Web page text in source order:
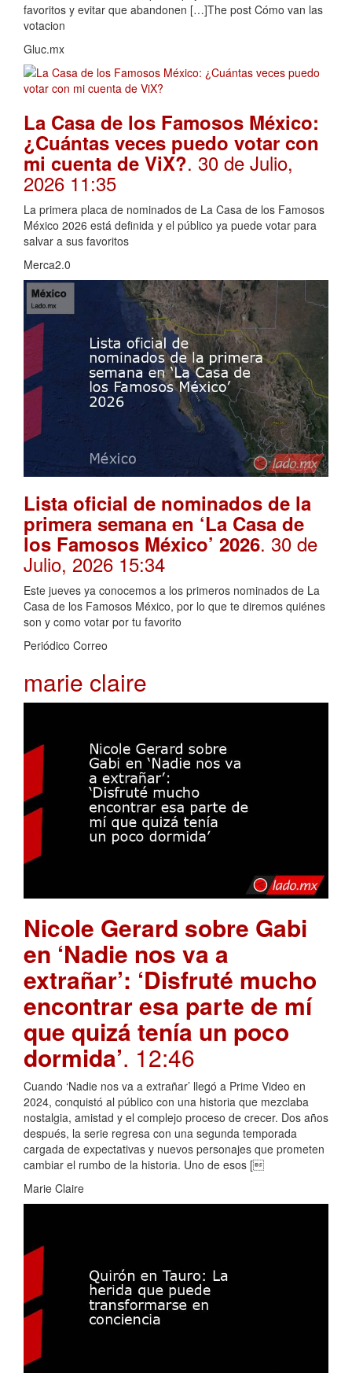
favoritos y evitar que abandonen […]The post Cómo van las
votacion
Gluc.mx
La Casa de los Famosos México:
¿Cuántas veces puedo votar con
mi cuenta de ViX?. 30 de Julio,
2026 11:35
La primera placa de nominados de La Casa de los Famosos
México 2026 está definida y el público ya puede votar para
salvar a sus favoritos
Merca2.0
Lista oficial de nominados de la
primera semana en ‘La Casa de
los Famosos México’ 2026. 30 de
Julio, 2026 15:34
Este jueves ya conocemos a los primeros nominados de La
Casa de los Famosos México, por lo que te diremos quiénes
son y como votar por tu favorito
Periódico Correo
marie claire
Nicole Gerard sobre Gabi
en ‘Nadie nos va a
extrañar’: ‘Disfruté mucho
encontrar esa parte de mí
que quizá tenía un poco
dormida’. 12:46
Cuando ‘Nadie nos va a extrañar’ llegó a Prime Video en
2024, conquistó al público con una historia que mezclaba
nostalgia, amistad y el complejo proceso de crecer. Dos años
después, la serie regresa con una segunda temporada
cargada de expectativas y nuevos personajes que prometen
cambiar el rumbo de la historia. Uno de esos [
Marie Claire